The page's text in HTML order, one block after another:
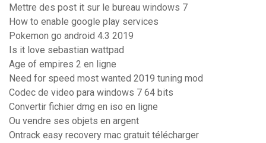
Mettre des post it sur le bureau windows 7
How to enable google play services
Pokemon go android 4.3 2019
Is it love sebastian wattpad
Age of empires 2 en ligne
Need for speed most wanted 2019 tuning mod
Codec de video para windows 7 64 bits
Convertir fichier dmg en iso en ligne
Ou vendre ses objets en argent
Ontrack easy recovery mac gratuit télécharger